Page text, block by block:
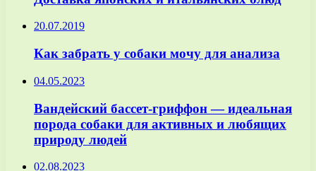
20.07.2019
Как забрать у собаки мочу для анализа
04.05.2023
Вандейский бассет-гриффон — идеальная
порода собаки для активных и любящих
природу людей
02.08.2023